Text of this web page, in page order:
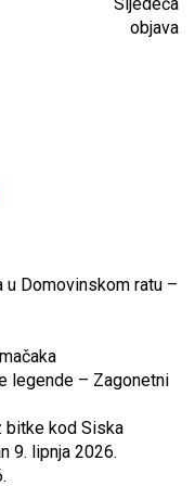
objava
Domovinskom ratu –
legende – Zagonetni
bitke kod Siska
9. lipnja 2026.